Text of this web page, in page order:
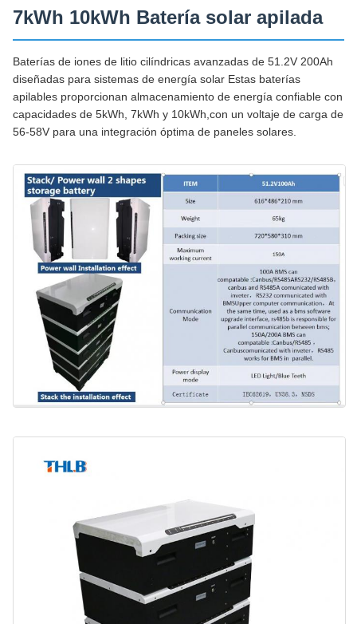
7kWh 10kWh Batería solar apilada
Baterías de iones de litio cilíndricas avanzadas de 51.2V 200Ah
diseñadas para sistemas de energía solar Estas baterías
apilables proporcionan almacenamiento de energía confiable con
capacidades de 5kWh, 7kWh y 10kWh,con un voltaje de carga de
56-58V para una integración óptima de paneles solares.